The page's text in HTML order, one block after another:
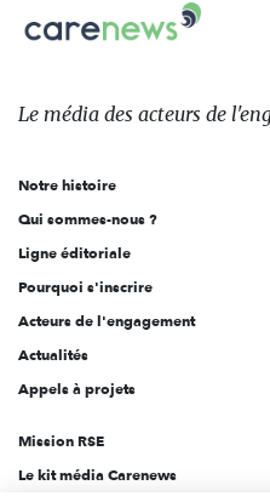
sur:
Carenews,
Le
des
l'engagement
Le média des acteurs de
Notre histoire
Qui sommes-nous ?
Ligne éditoriale
Pourquoi s'inscrire
Acteurs de l'engagement
Actualités
Appels à projets
Mission RSE
Le kit média Carenews